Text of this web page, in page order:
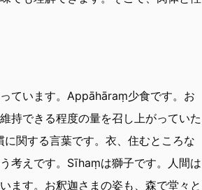
ています。Appāhāraṃ少食です。お
持できる程度の量を召し上がっていた
関する言葉です。衣、住むところな
考えです。Sīhaṃは獅子です。人間は
ます。お釈迦さまの姿も、森で堂々と